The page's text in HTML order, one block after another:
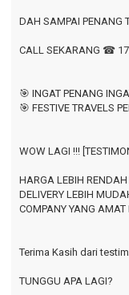
DAH SAMPAI PENANG
CALL SEKARANG ☎
🎯 INGAT PENANG
🎯 FESTIVE TRAVELS
WOW LAGI !!!
HARGA LEBIH RENDAH
DELIVERY LEBIH
COMPANY YANG AMAT
Terima Kasih dari
TUNGGU APA LAGI?